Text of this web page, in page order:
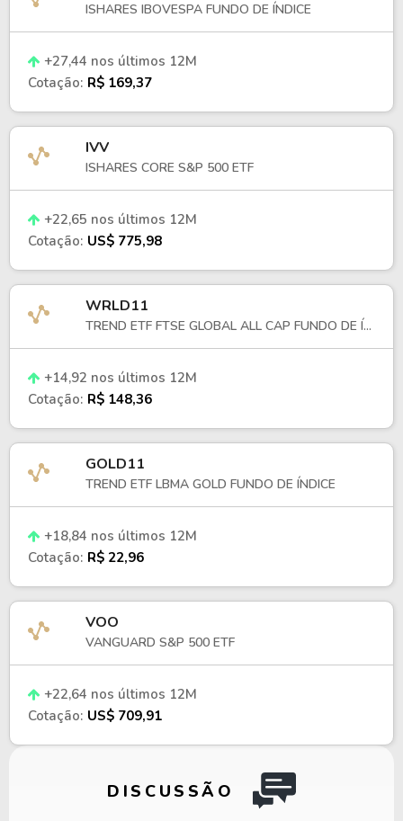
ISHARES IBOVESPA FUNDO DE ÍNDICE
+27,44 nos últimos 12M
Cotação: R$ 169,37
IVV
ISHARES CORE S&P 500 ETF
+22,65 nos últimos 12M
Cotação: US$ 775,98
WRLD11
TREND ETF FTSE GLOBAL ALL CAP FUNDO DE Í...
+14,92 nos últimos 12M
Cotação: R$ 148,36
GOLD11
TREND ETF LBMA GOLD FUNDO DE ÍNDICE
+18,84 nos últimos 12M
Cotação: R$ 22,96
VOO
VANGUARD S&P 500 ETF
+22,64 nos últimos 12M
Cotação: US$ 709,91
DISCUSSÃO